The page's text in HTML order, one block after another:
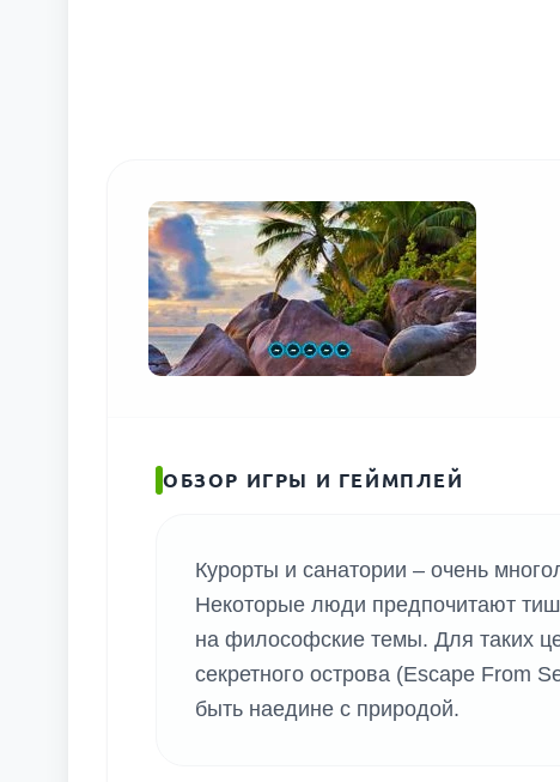
ОБЗОР ИГРЫ И ГЕЙМПЛЕЙ
Курорты и санатории – очень
Некоторые люди предпочитают
на философские темы. Для таких
секретного острова (Escape From
быть наедине с природой.